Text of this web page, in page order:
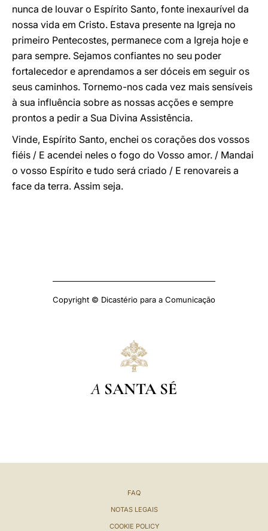
nunca de louvar o Espírito Santo, fonte inexaurível da
nossa vida em Cristo. Estava presente na Igreja no
primeiro Pentecostes, permanece com a Igreja hoje e
para sempre. Sejamos confiantes no seu poder
fortalecedor e aprendamos a ser dóceis em seguir os
seus caminhos. Tornemo-nos cada vez mais sensíveis
à sua influência sobre as nossas acções e sempre
prontos a pedir a Sua Divina Assistência.
Vinde, Espírito Santo, enchei os corações dos vossos
fiéis / E acendei neles o fogo do Vosso amor. / Mandai
o vosso Espírito e tudo será criado / E renovareis a
face da terra. Assim seja.
Copyright © Dicastério para a Comunicação
A SANTA SÉ
FAQ
NOTAS LEGAIS
COOKIE POLICY